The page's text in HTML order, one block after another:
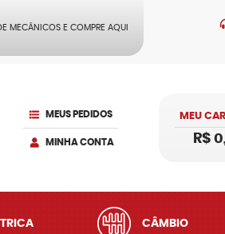
MECÂNICOS E COMPRE AQUI
MEUS PEDIDOS
MINHA CONTA
MEU
R$
CÂMBIO